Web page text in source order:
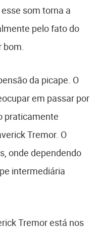
som torna a
pelo fato do
da picape. O
em passar por
praticamente
Tremor. O
onde dependendo
intermediária
Tremor está nos